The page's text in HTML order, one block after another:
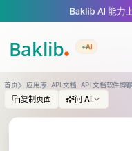
A Markdown version of this
Baklib AI 能力
+AI
首页 应用库 API 文档 API 文档软件博客
复制页面 问 AI